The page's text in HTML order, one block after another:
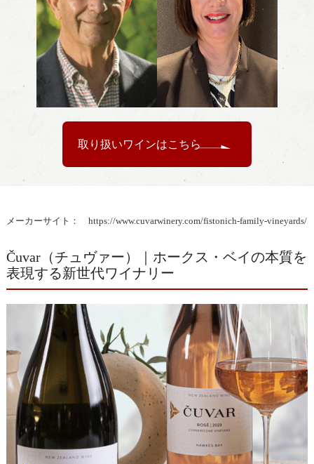
取り扱いワインはこちら
メーカーサイト： https://www.cuvarwinery.com/fistonich-family-vineyards/
Čuvar（チュヴァー）｜ホークス・ベイの本質を
表現する新世代ワイナリー